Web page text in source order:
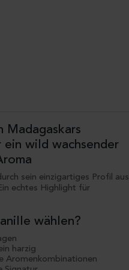
Madagaskars
wild wachsender
sein einzigartiges Profil aus
echtes Highlight für
wählen?
harzig
Aromenkombinationen